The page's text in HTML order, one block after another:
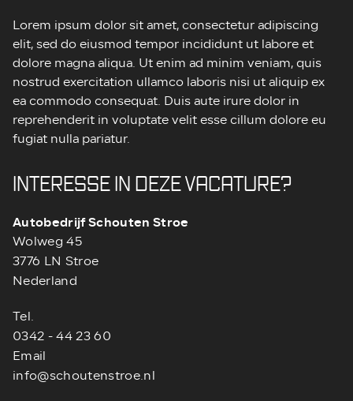
Lorem ipsum dolor sit amet, consectetur adipiscing
elit, sed do eiusmod tempor incididunt ut labore et
dolore magna aliqua. Ut enim ad minim veniam, quis
nostrud exercitation ullamco laboris nisi ut aliquip ex
ea commodo consequat. Duis aute irure dolor in
reprehenderit in voluptate velit esse cillum dolore eu
fugiat nulla pariatur.
INTERESSE IN DEZE VACATURE?
Autobedrijf Schouten Stroe
Wolweg 45
3776 LN Stroe
Nederland
Tel.
0342 - 44 23 60
Email
info@schoutenstroe.nl